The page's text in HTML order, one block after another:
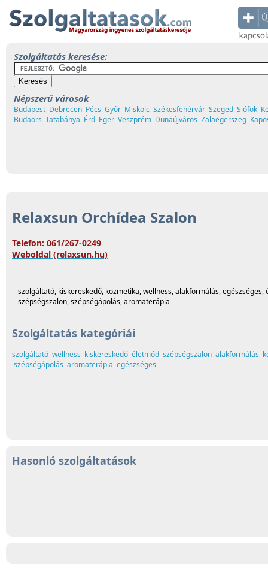
Szolgáltatás keresése:
Népszerű városok
Budapest Debrecen Pécs Győr Miskolc Székesfehérvár Szeged Siófok
Budaörs Tatabánya Érd Eger Veszprém Dunaújváros Zalaegerszeg
Relaxsun Orchídea Szalon
Telefon: 061/267-0249
Weboldal (relaxsun.hu)
szolgáltató, kiskereskedő, kozmetika, wellness, alakformálás, egészséges,
szépségszalon, szépségápolás, aromaterápia
Szolgáltatás kategóriái
szolgáltató wellness kiskereskedő életmód szépségszalon alakformálás
szépségápolás aromaterápia egészséges
Hasonló szolgáltatások